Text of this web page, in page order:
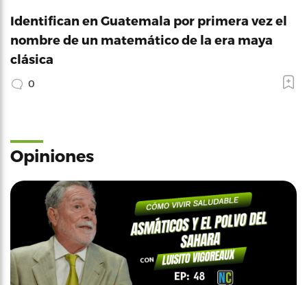
Identifican en Guatemala por primera vez el
nombre de un matemático de la era maya
clásica
0
Opiniones